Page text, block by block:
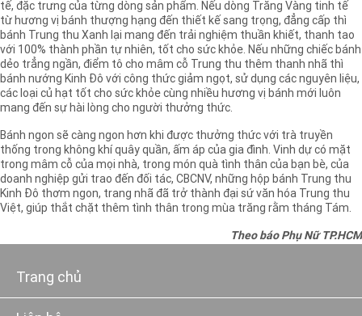
tế, đặc trưng của từng dòng sản phẩm. Nếu dòng Trăng Vàng tinh tế
từ hương vị bánh thượng hạng đến thiết kế sang trọng, đẳng cấp thì
bánh Trung thu Xanh lại mang đến trải nghiệm thuần khiết, thanh tao
với 100% thành phần tự nhiên, tốt cho sức khỏe. Nếu những chiếc bánh
dẻo trẳng ngần, điểm tô cho mâm cỗ Trung thu thêm thanh nhã thì
bánh nướng Kinh Đô với công thức giảm ngọt, sử dụng các nguyên liệu,
các loại củ hạt tốt cho sức khỏe cùng nhiều hương vị bánh mới luôn
mang đến sự hài lòng cho người thưởng thức.
Bánh ngon sẽ càng ngon hơn khi được thưởng thức với trà truyền
thống trong không khí quây quần, ấm áp của gia đình. Vinh dự có mặt
trong mâm cỗ của mọi nhà, trong món quà tình thân của bạn bè, của
doanh nghiệp gửi trao đến đối tác, CBCNV, những hộp bánh Trung thu
Kinh Đô thơm ngon, trang nhã đã trở thành đại sứ văn hóa Trung thu
Việt, giúp thắt chặt thêm tình thân trong mùa trăng rằm tháng Tám.
Theo báo Phụ Nữ TP.HCM
Trang chủ